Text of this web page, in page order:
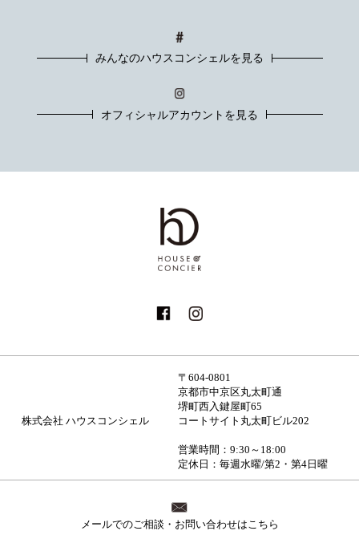
みんなのハウスコンシェルを見る
オフィシャルアカウントを見る
株式会社 ハウスコンシェル
〒604-0801
京都市中京区丸太町通
堺町西入鍵屋町65
コートサイト丸太町ビル202
営業時間：9:30～18:00
定休日：毎週水曜/第2・第4日曜
メールでのご相談・お問い合わせはこちら